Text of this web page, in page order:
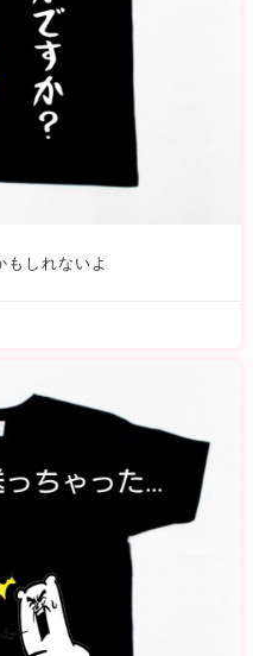
もしれないよ